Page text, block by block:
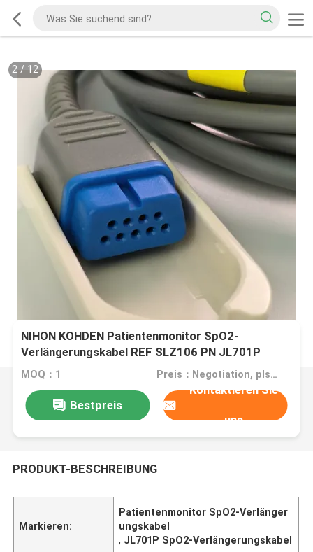
2/ 12
NIHON KOHDEN Patientenmonitor SpO2-
Verlängerungskabel REF SLZ106 PN JL701P
MOQ：1 Preis：Negotiation, pls contact me
Bestpreis
Kontaktieren Sie
uns
PRODUKT-BESCHREIBUNG
Markieren:
Patientenmonitor SpO2-Verlänger
ungskabel
, JL701P SpO2-Verlängerungskabel